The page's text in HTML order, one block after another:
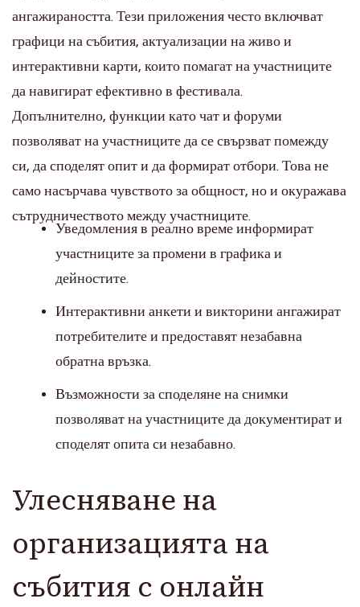
ангажираността. Тези приложения често включват
графици на събития, актуализации на живо и
интерактивни карти, които помагат на участниците
да навигират ефективно в фестивала.
Допълнително, функции като чат и форуми
позволяват на участниците да се свързват помежду
си, да споделят опит и да формират отбори. Това не
само насърчава чувството за общност, но и окуражава
сътрудничеството между участниците.
Уведомления в реално време информират
участниците за промени в графика и
дейностите.
Интерактивни анкети и викторини ангажират
потребителите и предоставят незабавна
обратна връзка.
Възможности за споделяне на снимки
позволяват на участниците да документират и
споделят опита си незабавно.
Улесняване на
организацията на
събития с онлайн